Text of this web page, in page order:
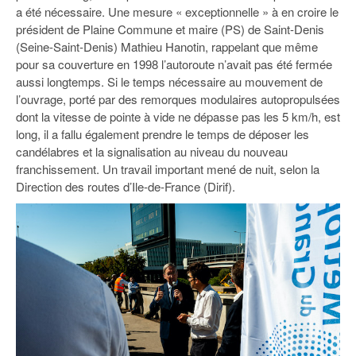
94
95
a été nécessaire. Une mesure « exceptionnelle » à en croire le
président de Plaine Commune et maire (PS) de Saint-Denis
(Seine-Saint-Denis) Mathieu Hanotin, rappelant que même
pour sa couverture en 1998 l’autoroute n’avait pas été fermée
aussi longtemps. Si le temps nécessaire au mouvement de
l’ouvrage, porté par des remorques modulaires autopropulsées
dont la vitesse de pointe à vide ne dépasse pas les 5 km/h, est
long, il a fallu également prendre le temps de déposer les
candélabres et la signalisation au niveau du nouveau
franchissement. Un travail important mené de nuit, selon la
Direction des routes d’Ile-de-France (Dirif).